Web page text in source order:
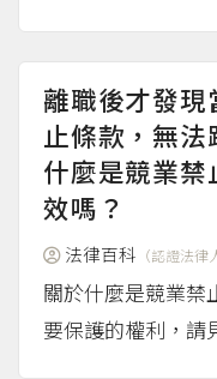
離職後才發
止條款，無法
什麼是競業禁
效嗎？
法律百科 （認證法律
關於什麼是競業禁
要保護的權利，請